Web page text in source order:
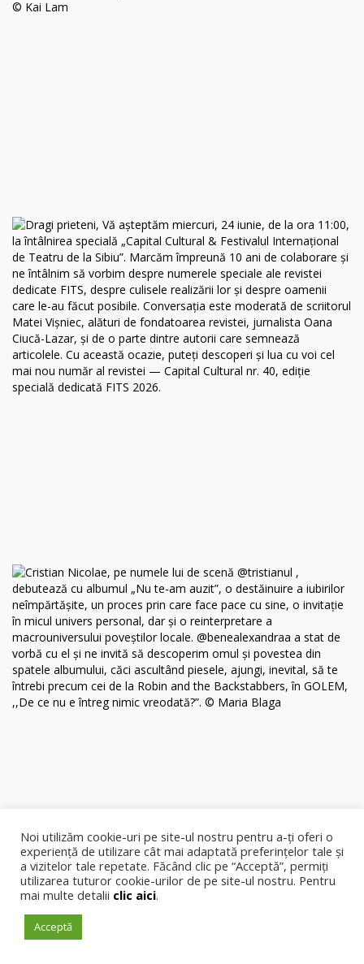
Noi utilizăm cookie-uri pe site-ul nostru pentru a-ți oferi o
experiență de utilizare cât mai adaptată preferințelor tale și
a vizitelor tale repetate. Făcând clic pe “Acceptă”, permiți
utilizarea tuturor cookie-urilor de pe site-ul nostru. Pentru
mai multe detalii clic aici.
Acceptă